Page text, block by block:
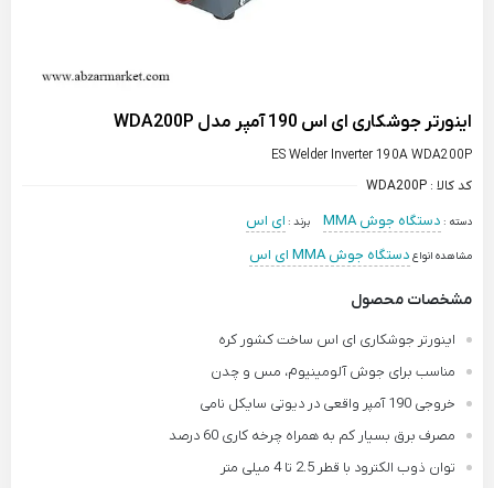
اینورتر جوشکاری ای اس 190 آمپر مدل WDA200P
ES Welder Inverter 190A WDA200P
کد کالا :WDA200P
دسته : دستگاه جوش MMA برند : ای اس
مشاهده انواع دستگاه جوش MMA ای اس
مشخصات محصول
اینورتر جوشکاری ای اس ساخت کشور کره
مناسب برای جوش آلومینیوم، مس و چدن
خروجی 190 آمپر واقعی در دیوتی سایکل نامی
مصرف برق بسیار کم به همراه چرخه کاری 60 درصد
توان ذوب الکترود با قطر 2.5 تا 4 میلی متر